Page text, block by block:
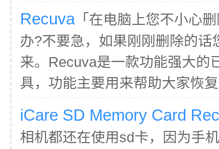
Recuva「在电脑上您不小心
办?不要急，如果刚刚删除的
来。Recuva是一款功能强大的
具，功能主要用来帮助大家恢
iCare SD Memory Card
相机都还在使用sd卡，因为手